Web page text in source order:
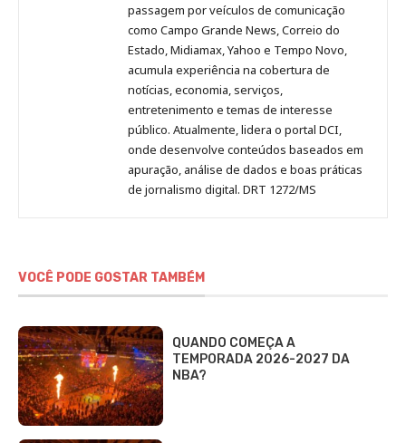
passagem por veículos de comunicação
como Campo Grande News, Correio do
Estado, Midiamax, Yahoo e Tempo Novo,
acumula experiência na cobertura de
notícias, economia, serviços,
entretenimento e temas de interesse
público. Atualmente, lidera o portal DCI,
onde desenvolve conteúdos baseados em
apuração, análise de dados e boas práticas
de jornalismo digital. DRT 1272/MS
VOCÊ PODE GOSTAR TAMBÉM
QUANDO COMEÇA A
TEMPORADA 2026-2027 DA
NBA?